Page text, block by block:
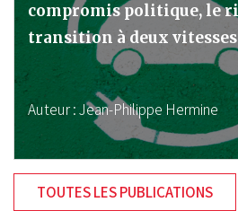
compromis politique, le
transition à deux vitesses
Auteur :Jean-Philippe Hermine
TOUTES LES PUBLICATIONS